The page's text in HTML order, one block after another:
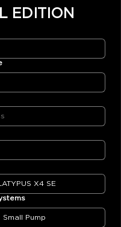
EDITION
X4 SE
Small Pump